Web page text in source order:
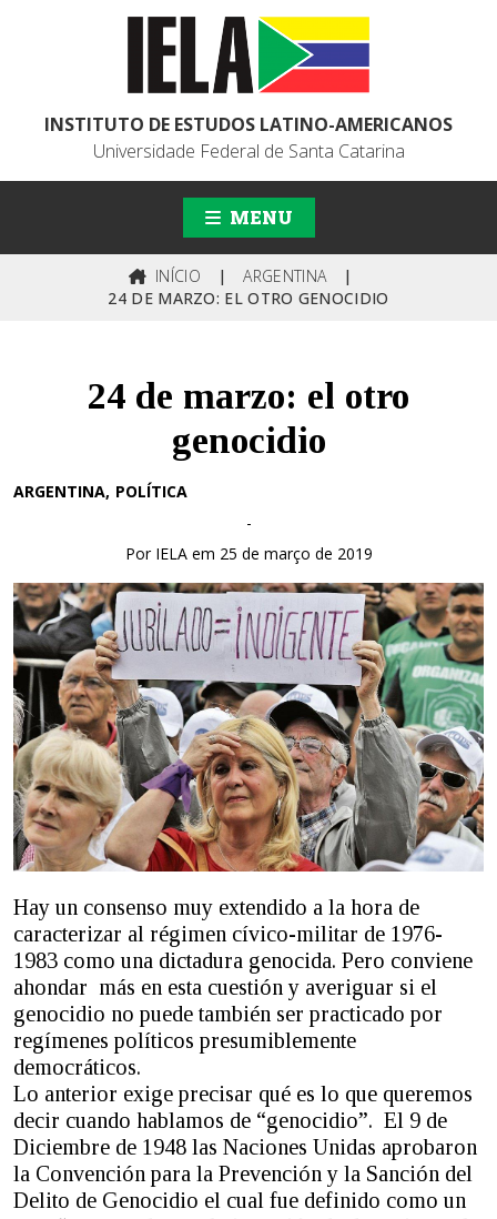
INSTITUTO DE ESTUDOS LATINO-AMERICANOS
Universidade Federal de Santa Catarina
MENU
INÍCIO | ARGENTINA
|
24 DE MARZO: EL OTRO GENOCIDIO
24 de marzo: el otro
genocidio
ARGENTINA POLÍTICA
-
Por IELA em 25 de março de 2019
Hay un consenso muy extendido a la hora de
caracterizar al régimen cívico-militar de 1976-
1983 como una dictadura genocida. Pero conviene
ahondar más en esta cuestión y averiguar si el
genocidio no puede también ser practicado por
regímenes políticos presumiblemente
democráticos.
Lo anterior exige precisar qué es lo que queremos
decir cuando hablamos de “genocidio”. El 9 de
Diciembre de 1948 las Naciones Unidas aprobaron
la Convención para la Prevención y la Sanción del
Delito de Genocidio el cual fue definido como un